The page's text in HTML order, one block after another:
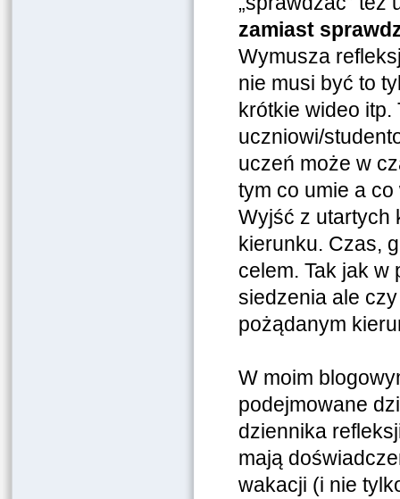
zamiast
Wymusza
nie musi być to
krótkie wideo itp.
uczniowi/
uczeń może w
tym co umie a
Wyjść z utartych
kierunku. Czas,
celem. Tak jak
siedzenia ale
pożądanym
W moim
podejmowane
dziennika
mają
wakacji (i nie